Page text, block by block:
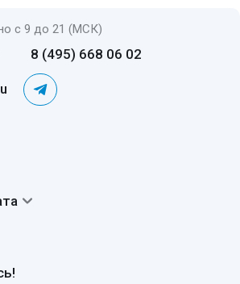
с 9 до 21 (МСК)
8 (495) 668 06 02